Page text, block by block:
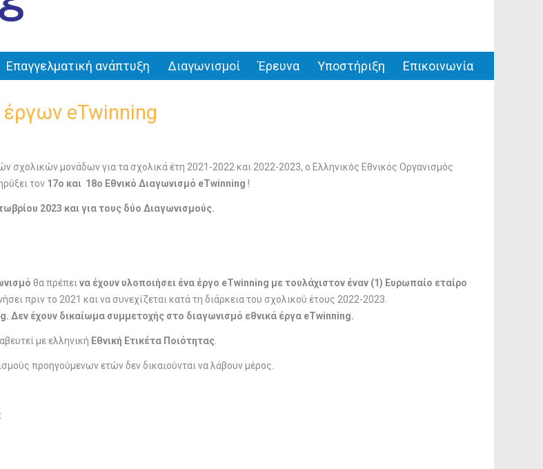
Επαγγελματική ανάπτυξη Διαγωνισμοί Έρευνα Υποστήριξη Επικοινωνία
έργων eTwinning
μονάδων για τα σχολικά έτη 2021-2022 και 2022-2023, ο Ελληνικός Εθνικός Οργανισμός
τον 17ο και 18ο Εθνικό Διαγωνισμό eTwinning !
2023 και για τους δύο Διαγωνισμούς.
θα πρέπει να έχουν υλοποιήσει ένα έργο eTwinning με τουλάχιστον έναν (1) Ευρωπαίο εταίρο
πριν το 2021 και να συνεχίζεται κατά τη διάρκεια του σχολικού έτους 2022-2023.
. Δεν έχουν δικαίωμα συμμετοχής στο διαγωνισμό εθνικά έργα eTwinning.
με ελληνική Εθνική Ετικέτα Ποιότητας.
προηγούμενων ετών δεν δικαιούνται να λάβουν μέρος.